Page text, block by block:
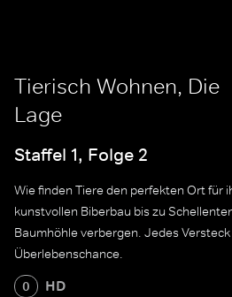
Tierisch Wohnen, Die
Lage
Staffel 1, Folge 2
Wie finden Tiere den perfekten Ort für
kunstvollen Biberbau bis zu
Baumhöhle verbergen. Jedes
Überlebenschance.
0 HD